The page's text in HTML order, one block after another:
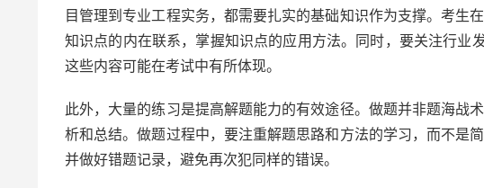
目管理到专业工程实务，都需要扎实的基础知识作为支撑。考生
知识点的内在联系，掌握知识点的应用方法。同时，要关注行业
这些内容可能在考试中有所体现。
此外，大量的练习是提高解题能力的有效途径。做题并非题海战
析和总结。做题过程中，要注重解题思路和方法的学习，而不是
并做好错题记录，避免再次犯同样的错误。